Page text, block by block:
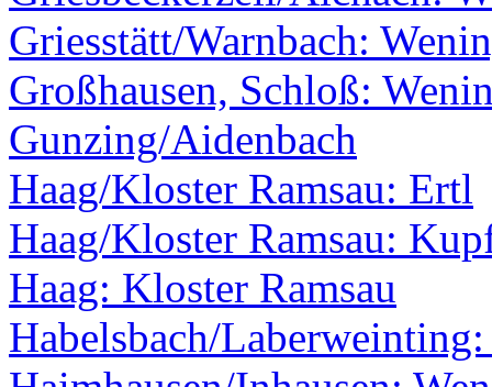
Griesstätt/Warnbach:
Großhausen, Schloß:
Gunzing/Aidenbach
Haag/Kloster Ramsau: Ertl
Haag/Kloster Ramsau:
Haag: Kloster Ramsau
Habelsbach/